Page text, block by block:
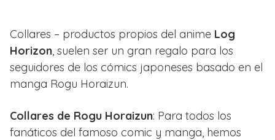
Collares – productos propios del anime Log
Horizon, suelen ser un gran regalo para los
seguidores de los cómics japoneses basado en el
manga Rogu Horaizun.
Collares de Rogu Horaizun: Para todos los
fanáticos del famoso comic y manga, hemos